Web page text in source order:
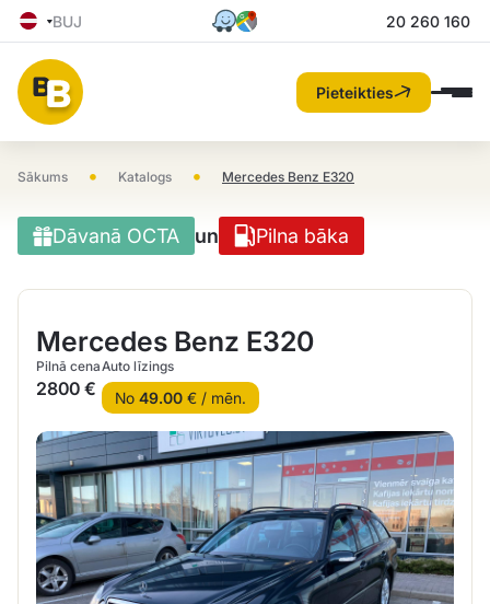
BUJ 20 260 160
Pieteikties
Sākums • Katalogs • Mercedes Benz E320
Dāvanā OCTA un Pilna bāka
Mercedes Benz E320
Pilnā cena
2800 €
Auto līzings
No 49.00€ / mēn.